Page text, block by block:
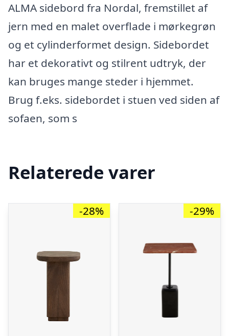
ALMA sidebord fra Nordal, fremstillet af
jern med en malet overflade i mørkegrøn
og et cylinderformet design. Sidebordet
har et dekorativt og stilrent udtryk, der
kan bruges mange steder i hjemmet.
Brug f.eks. sidebordet i stuen ved siden af
sofaen, som s
Relaterede varer
-28% -29%